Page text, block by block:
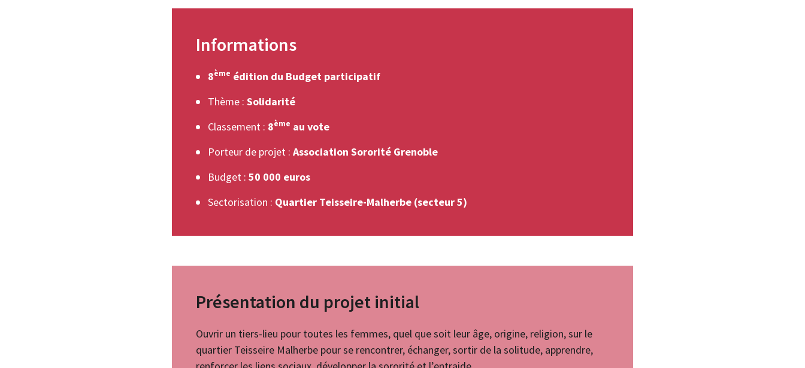
Informations
8ème édition du Budget participatif
Thème : Solidarité
Classement : 8ème au vote
Porteur de projet : Association Sororité Grenoble
Budget : 50 000 euros
Sectorisation : Quartier Teisseire-Malherbe (secteur 5)
Présentation du projet initial
Ouvrir un tiers-lieu pour toutes les femmes, quel que soit leur âge, origine, religion, sur le
quartier Teisseire Malherbe pour se rencontrer, échanger, sortir de la solitude, apprendre,